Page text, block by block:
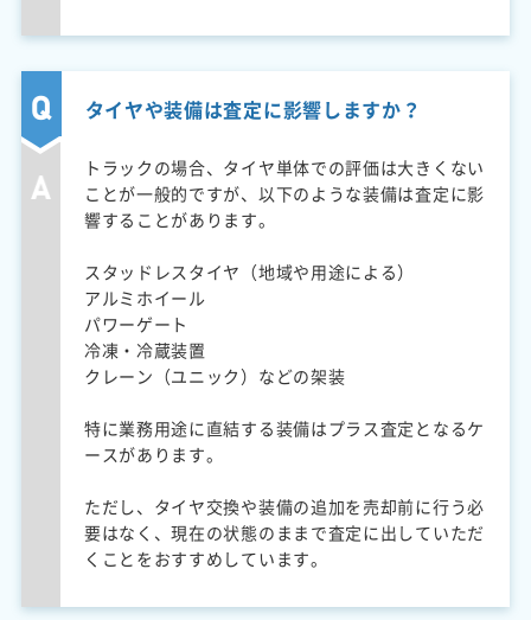
タイヤや装備は査定に影響しますか？
トラックの場合、タイヤ単体での評価は大きくない
ことが一般的ですが、以下のような装備は査定に影
響することがあります。
スタッドレスタイヤ（地域や用途による）
アルミホイール
パワーゲート
冷凍・冷蔵装置
クレーン（ユニック）などの架装
特に業務用途に直結する装備はプラス査定となるケ
ースがあります。
ただし、タイヤ交換や装備の追加を売却前に行う必
要はなく、現在の状態のままで査定に出していただ
くことをおすすめしています。